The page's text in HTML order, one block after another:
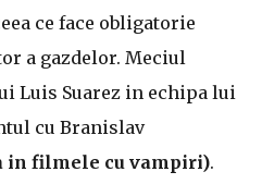
ce face obligatorie
a gazdelor. Meciul
Luis Suarez in echipa lui
cu Branislav
in filmele cu vampiri).